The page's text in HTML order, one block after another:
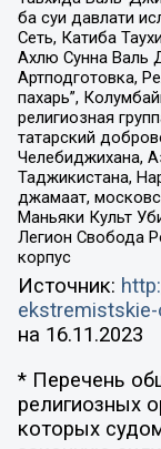
ба суи давлати
Сеть, Катиба
Ахлю Сунна Валь
Артподготовка,
пахарь”,
религиозная
татарский
Челебиджихана,
Таджикистана,
джамаат,
Маньяки Культ
Легион Свобода
корпус
Источник:
на 16.11.2023
* Перечень
религиозных
которых